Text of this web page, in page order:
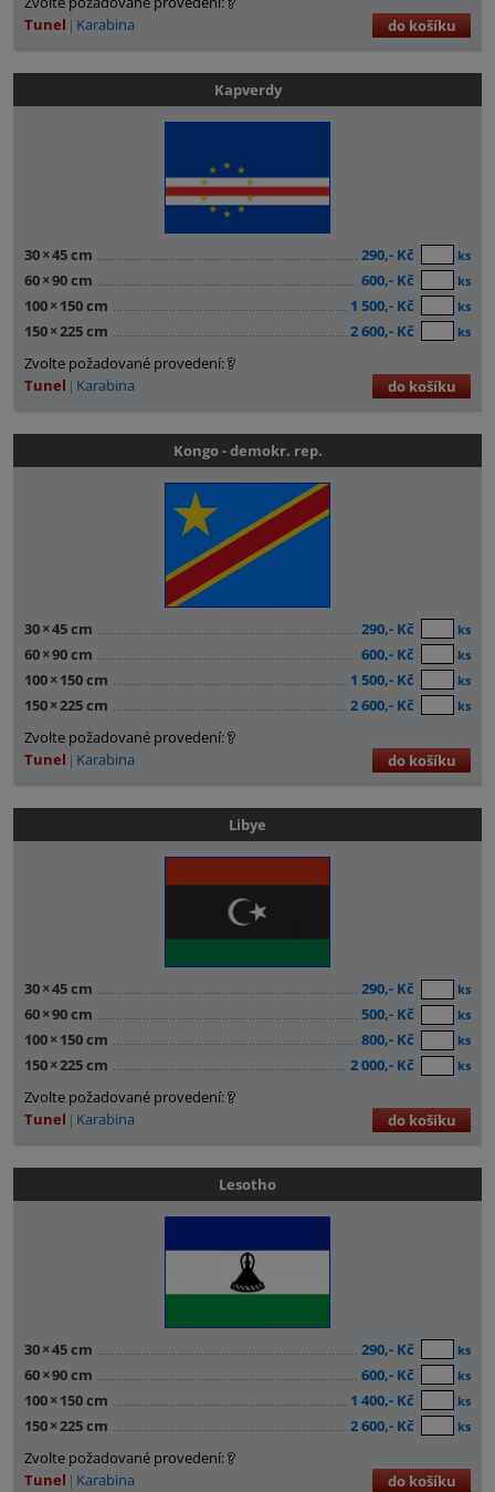
Tunel
Karabina do košíku
Kapverdy
30×45 cm 290,- Kč ks
60×90 cm 600,- Kč ks
100× 150 cm 1 500,- Kč ks
150×225 cm 2 600,- Kč ks
Zvolte požadované provedení:
Tunel
Karabina do košíku
Kongo - demokr. rep.
30×45 cm 290,- Kč ks
60×90 cm 600,- Kč ks
100× 150 cm 1 500,- Kč ks
150×225 cm 2 600,- Kč ks
Zvolte požadované provedení:
Tunel
Karabina do košíku
Libye
30×45 cm 290,- Kč ks
60×90 cm 500,- Kč ks
100× 150 cm 800,- Kč ks
150×225 cm 2 000,- Kč ks
Zvolte požadované provedení:
Tunel
Karabina do košíku
Lesotho
30×45 cm 290,- Kč ks
60×90 cm 600,- Kč ks
100× 150 cm 1 400,- Kč ks
150×225 cm 2 600,- Kč ks
Zvolte požadované provedení:
Tunel
Karabina do košíku